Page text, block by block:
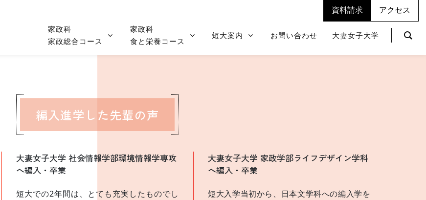
資料請求 アクセス
家政科
家政総合コース
家政科
食と栄養コース
短大案内 お問い合わせ 大妻女子大学
編入進学した先輩の声
大妻女子大学 社会情報学部環境情報学専攻
へ編入・卒業
短大での2年間は、とても充実したものでし
大妻女子大学 家政学部ライフデザイン学科
へ編入・卒業
短大入学当初から、日本文学科への編入学を